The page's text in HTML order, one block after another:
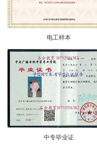
电工样本
中专毕业证